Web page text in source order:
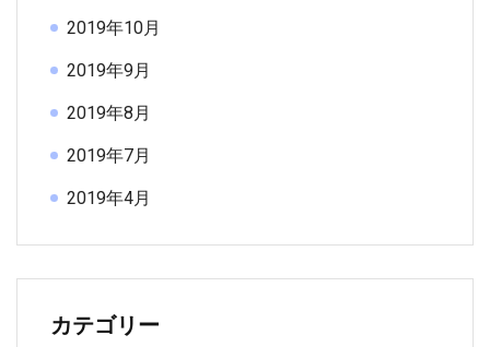
2019年10月
2019年9月
2019年8月
2019年7月
2019年4月
カテゴリー